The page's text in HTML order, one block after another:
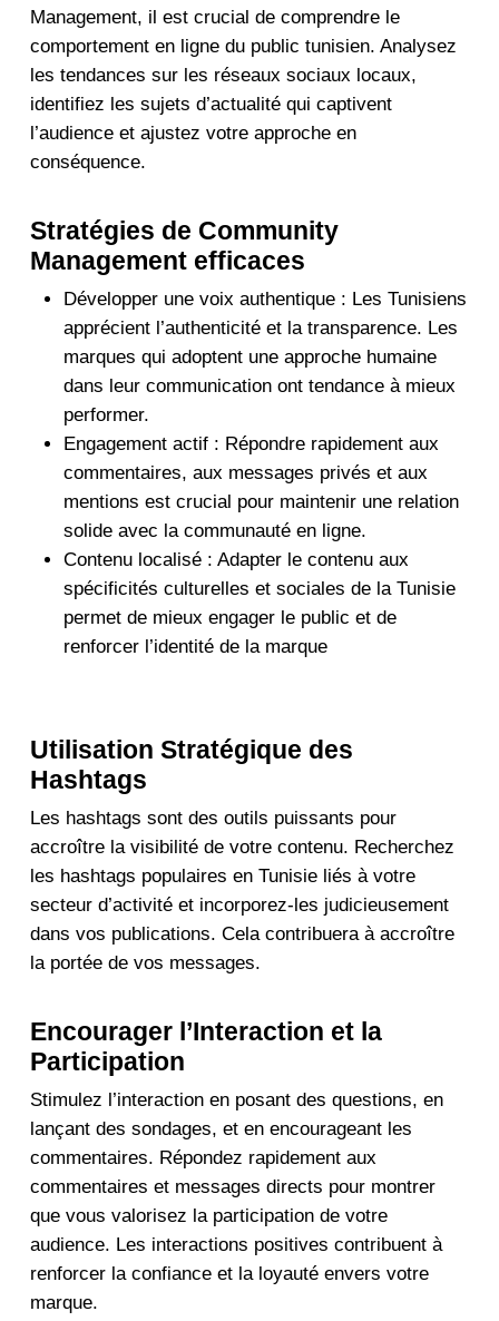
Management, il est crucial de comprendre le
comportement en ligne du public tunisien. Analysez
les tendances sur les réseaux sociaux locaux,
identifiez les sujets d’actualité qui captivent
l’audience et ajustez votre approche en
conséquence.
Stratégies de Community
Management efficaces
Développer une voix authentique : Les Tunisiens
apprécient l’authenticité et la transparence. Les
marques qui adoptent une approche humaine
dans leur communication ont tendance à mieux
performer.
Engagement actif : Répondre rapidement aux
commentaires, aux messages privés et aux
mentions est crucial pour maintenir une relation
solide avec la communauté en ligne.
Contenu localisé : Adapter le contenu aux
spécificités culturelles et sociales de la Tunisie
permet de mieux engager le public et de
renforcer l’identité de la marque
Utilisation Stratégique des
Hashtags
Les hashtags sont des outils puissants pour
accroître la visibilité de votre contenu. Recherchez
les hashtags populaires en Tunisie liés à votre
secteur d’activité et incorporez-les judicieusement
dans vos publications. Cela contribuera à accroître
la portée de vos messages.
Encourager l’Interaction et la
Participation
Stimulez l’interaction en posant des questions, en
lançant des sondages, et en encourageant les
commentaires. Répondez rapidement aux
commentaires et messages directs pour montrer
que vous valorisez la participation de votre
audience. Les interactions positives contribuent à
renforcer la confiance et la loyauté envers votre
marque.